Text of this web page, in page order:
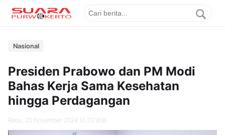
Nasional
Presiden Prabowo dan PM Modi
Bahas Kerja Sama Kesehatan
hingga Perdagangan
Rabu, 20 November 2024 10.33 WIB